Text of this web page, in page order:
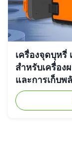
เครื่องจุดบุหรี่
สําหรับเครื่อง
และการเก็บพ